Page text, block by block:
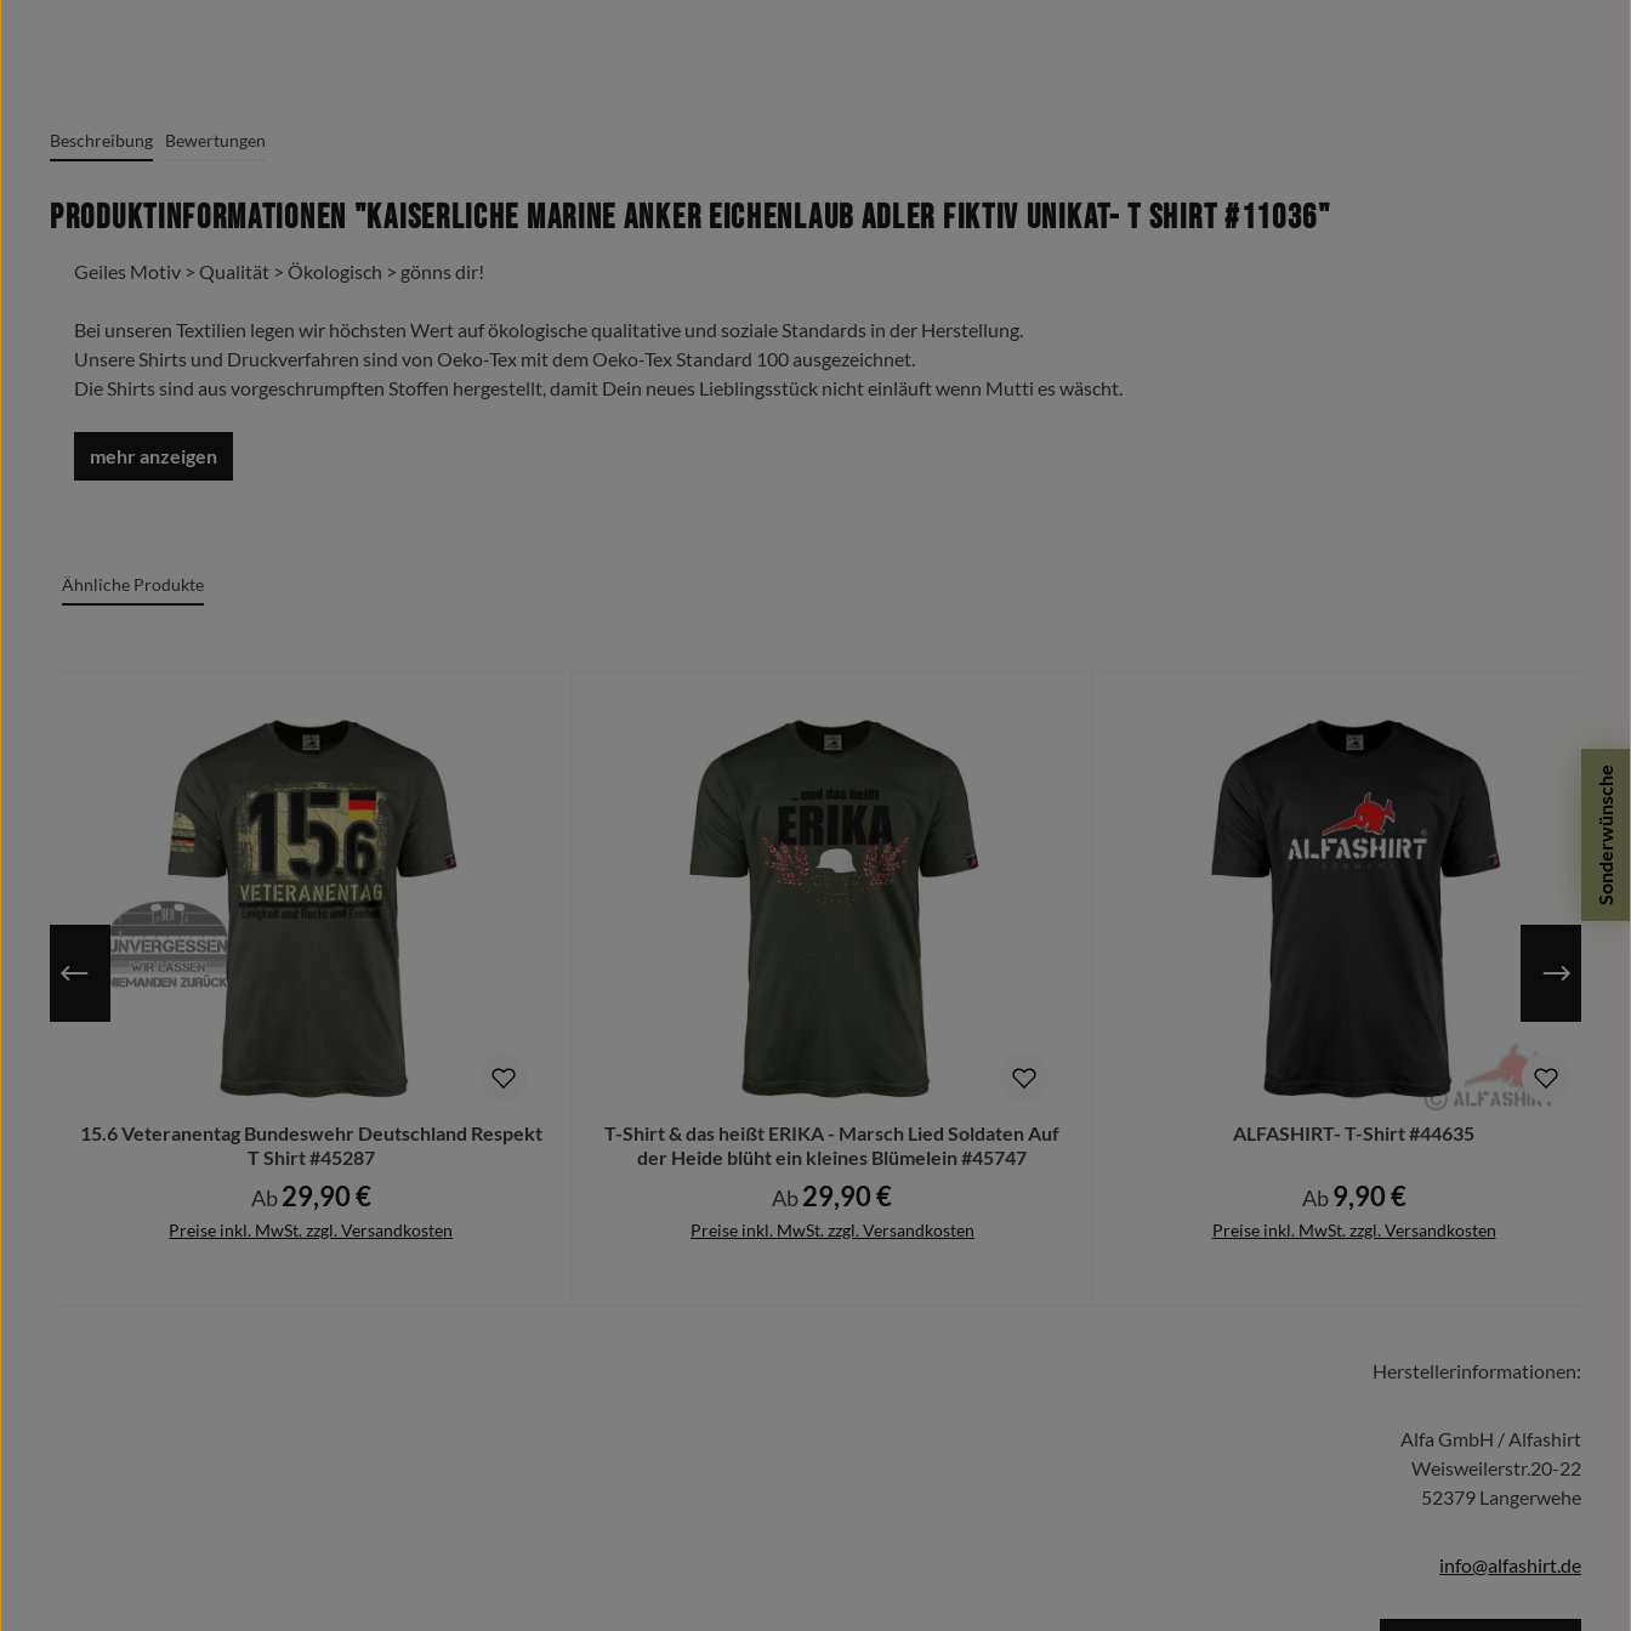
Sonderwünsche
Beschreibung Bewertungen
Produktinformationen "Kaiserliche Marine Anker Eichenlaub Adler Fiktiv Unikat- T Shirt #11036"
Geiles Motiv > Qualität > Ökologisch > gönns dir!
Bei unseren Textilien legen wir höchsten Wert auf ökologische qualitative und soziale Standards in der Herstellung.
Unsere Shirts und Druckverfahren sind von Oeko-Tex mit dem Oeko-Tex Standard 100 ausgezeichnet.
Die Shirts sind aus vorgeschrumpften Stoffen hergestellt, damit Dein neues Lieblingsstück nicht einläuft wenn Mutti es wäscht.
Trage es liebe es lebe es !
100% Baumwolle/cotton/coton(m.)/Algodón
Moderner zeitgemäßer Schnitt
Optimale Wärmeübertragung, angenehmes Tragegefühl
Extrem glatte und fusselfreie Oberfläche
Kragenband im Nacken für cleanes Finish
Individuell auf deine ausgewählte Größe gedruckt
Nutze die hinterlegte Größentabelle um sicher zu gehen, dass du die richtige Größe wählst.
Da das Motiv erst nach Bestelleingang auf deine gewählte Größe gedruckt wird, ist ein Umtausch nur aus Qualitätsmängeln möglich.
Du hast eine bessere/eigene Idee?
Schicke uns Deinen Motivwunsch vorab und wir designen Deinen Produktvorschlag kostenlos.
Bitte beachte hierbei, dass nach dem Kauf keine Änderungen mehr vorgenommen werden können.
Ähnliche Produkte
15.6 Veteranentag Bundeswehr Deutschland Respekt
T Shirt #45287
Regulärer Preis:
Ab29,90 €
Preise inkl. MwSt. zzgl. Versandkosten
T-Shirt & das heißt ERIKA - Marsch Lied Soldaten Auf
der Heide blüht ein kleines Blümelein #45747
Regulärer Preis:
Ab29,90 €
Preise inkl. MwSt. zzgl. Versandkosten
ALFASHIRT- T-Shirt #44635
Regulärer Preis:
Ab9,90 €
Preise inkl. MwSt. zzgl. Versandkosten
DetailsHerstellerinformationen:
Alfa GmbH / Alfashirt
Weisweilerstr.20-22
52379 Langerwehe
info@alfashirt.de